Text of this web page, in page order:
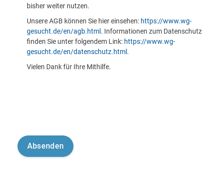
bisher weiter nutzen.
Unsere AGB können Sie hier einsehen: https://www.wg-
gesucht.de/en/agb.html . Informationen zum Datenschutz
finden Sie unter folgendem Link: https://www.wg-
gesucht.de/en/datenschutz.html .
Vielen Dank für Ihre Mithilfe.